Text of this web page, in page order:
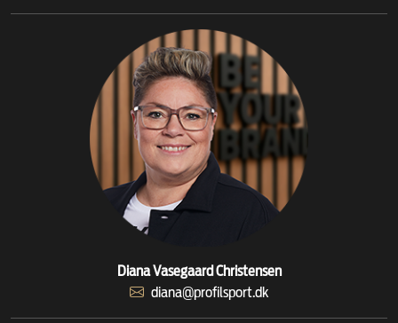
Diana Vasegaard Christensen
diana@profilsport.dk